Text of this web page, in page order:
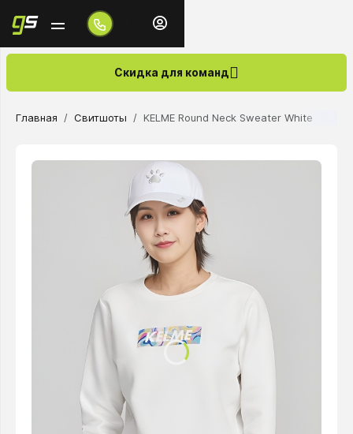
Скидка для команд
Главная Свитшоты KELME Round Neck Sweater White